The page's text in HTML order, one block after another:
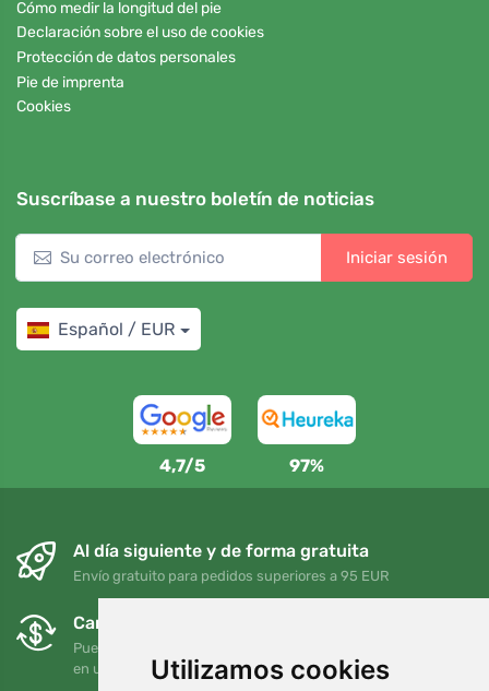
Utilizamos cookies
Cómo medir la longitud del pie
Declaración sobre el uso de cookies
Protección de datos personales
Pie de imprenta
Cookies
Suscríbase a nuestro boletín de noticias
Iniciar sesión
Español / EUR
4,7/5 97%
Al día siguiente y de forma gratuita
Envío gratuito para pedidos superiores a 95 EUR
Cambios y devoluciones gratuitos
Puede devolver o cambiar su pedido en cualquier momento
en un plazo de 90 días